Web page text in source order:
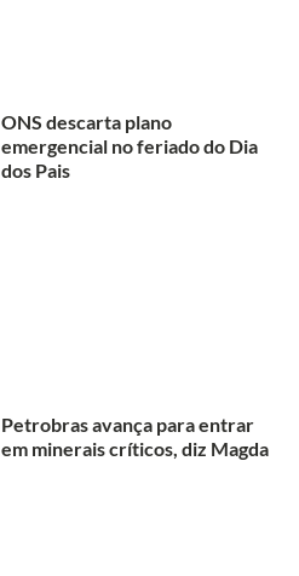
ONS descarta plano
emergencial no feriado do Dia
dos Pais
Petrobras avança para entrar
em minerais críticos, diz Magda